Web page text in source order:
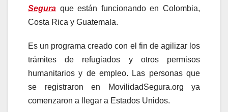
Segura que están funcionando en Colombia,
Costa Rica y Guatemala.
Es un programa creado con el fin de agilizar los
trámites de refugiados y otros permisos
humanitarios y de empleo. Las personas que
se registraron en MovilidadSegura.org ya
comenzaron a llegar a Estados Unidos.